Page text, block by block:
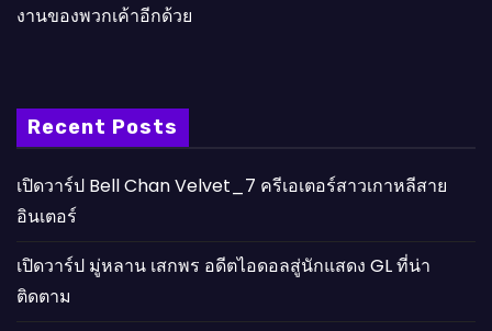
งานของพวกเค้าอีกด้วย
Recent Posts
เปิดวาร์ป Bell Chan Velvet_7 ครีเอเตอร์สาวเกาหลีสาย
อินเตอร์
เปิดวาร์ป มู่หลาน เสกพร อดีตไอดอลสู่นักแสดง GL ที่น่า
ติดตาม